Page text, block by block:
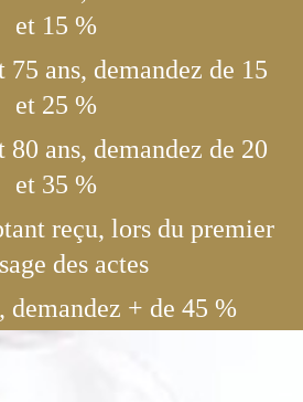
et 15 %
75 ans, demandez de 15
et 25 %
80 ans, demandez de 20
et 35 %
reçu, lors du premier
des actes
demandez + de 45 %